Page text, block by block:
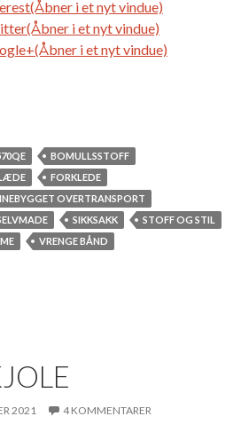
i et nyt vindue)
i et nyt vindue)
i et nyt vindue)
BOMULLSSTOFF
FORKLEDE
OVERTRANSPORT
SIKKSAKK
STOFF OG STIL
VRENGE BÅND
2021 4 KOMMENTARER